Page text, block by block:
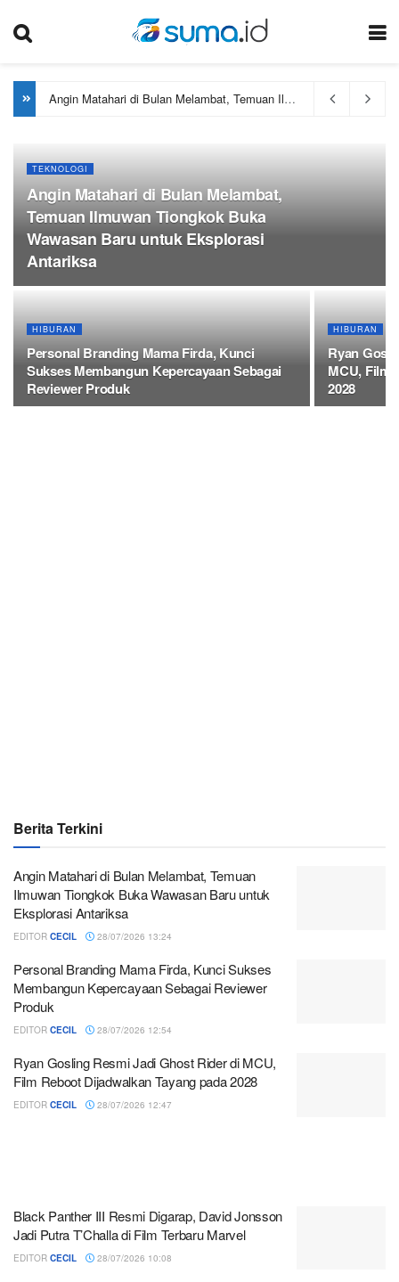
Angin Matahari di Bulan Melambat, Temuan Ilmuwan Tiongkok Buka Wawasan Baru untuk Eksplorasi Antariksa
TEKNOLOGI
Angin Matahari di Bulan Melambat,
Temuan Ilmuwan Tiongkok Buka
Wawasan Baru untuk Eksplorasi
Antariksa
HIBURAN
Personal Branding Mama Firda, Kunci
Sukses Membangun Kepercayaan Sebagai
Reviewer Produk
HIBURAN
Ryan
MCU, Film
2028
Berita Terkini
Angin Matahari di Bulan Melambat, Temuan
Ilmuwan Tiongkok Buka Wawasan Baru untuk
Eksplorasi Antariksa
EDITOR CECIL 28/07/2026 13:24
Personal Branding Mama Firda, Kunci Sukses
Membangun Kepercayaan Sebagai Reviewer
Produk
EDITOR CECIL 28/07/2026 12:54
Ryan Gosling Resmi Jadi Ghost Rider di MCU,
Film Reboot Dijadwalkan Tayang pada 2028
EDITOR CECIL 28/07/2026 12:47
Black Panther III Resmi Digarap, David Jonsson
Jadi Putra T’Challa di Film Terbaru Marvel
EDITOR CECIL 28/07/2026 10:08